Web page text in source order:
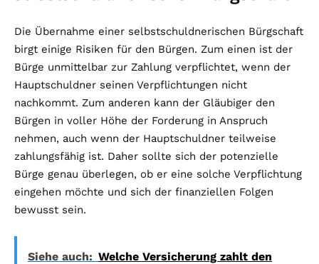
Die Übernahme einer selbstschuldnerischen Bürgschaft
birgt einige Risiken für den Bürgen. Zum einen ist der
Bürge unmittelbar zur Zahlung verpflichtet, wenn der
Hauptschuldner seinen Verpflichtungen nicht
nachkommt. Zum anderen kann der Gläubiger den
Bürgen in voller Höhe der Forderung in Anspruch
nehmen, auch wenn der Hauptschuldner teilweise
zahlungsfähig ist. Daher sollte sich der potenzielle
Bürge genau überlegen, ob er eine solche Verpflichtung
eingehen möchte und sich der finanziellen Folgen
bewusst sein.
Siehe auch: Welche Versicherung zahlt den